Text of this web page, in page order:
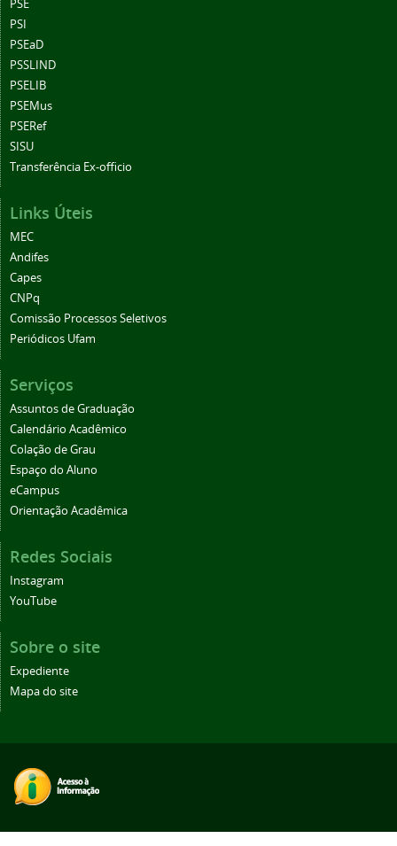
PSE
PSI
PSEaD
PSSLIND
PSELIB
PSEMus
PSERef
SISU
Transferência Ex-officio
Links Úteis
MEC
Andifes
Capes
CNPq
Comissão Processos Seletivos
Periódicos Ufam
Serviços
Assuntos de Graduação
Calendário Acadêmico
Colação de Grau
Espaço do Aluno
eCampus
Orientação Acadêmica
Redes Sociais
Instagram
YouTube
Sobre o site
Expediente
Mapa do site